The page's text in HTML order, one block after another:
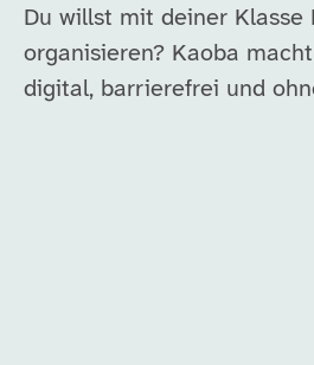
Du willst mit deiner Klasse
organisieren? Kaoba
digital, barrierefrei und